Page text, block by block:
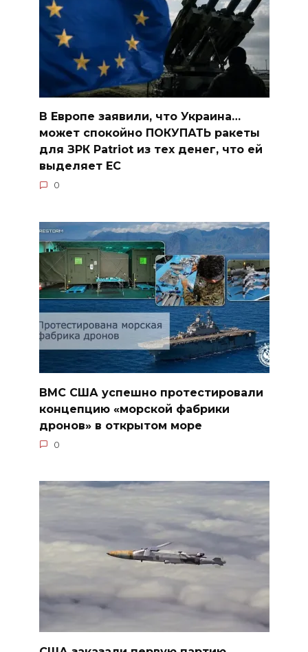
В Европе заявили, что Украина…
может спокойно ПОКУПАТЬ ракеты
для ЗРК Patriot из тех денег, что ей
выделяет ЕС
0
ВМС США успешно протестировали
концепцию «морской фабрики
дронов» в открытом море
0